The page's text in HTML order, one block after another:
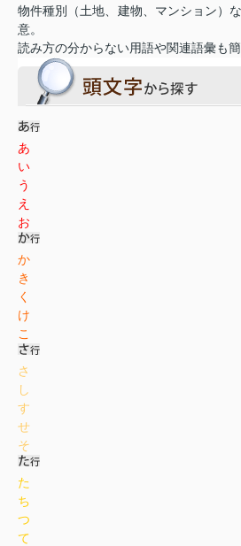
物件種別（土地、建物、マンション）
意。
読み方の分からない用語や関連語彙も簡
あ
い
う
え
お
か
き
く
け
こ
さ
し
す
せ
そ
た
ち
つ
て